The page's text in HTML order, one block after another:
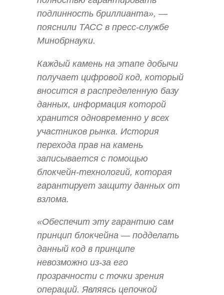
подлинность бриллианта», —
пояснили ТАСС в пресс-службе
Минобрнауки.
Каждый камень на этапе добычи
получает цифровой код, который
вносится в распределенную базу
данных, информация которой
хранится одновременно у всех
участников рынка. История
перехода прав на камень
записывается с помощью
блокчейн-технологий, которая
гарантирует защиту данных от
взлома.
«Обеспечит эту гарантию сам
принцип блокчейна — подделать
данный код в принципе
невозможно из-за его
прозрачности с точки зрения
операций. Являясь цепочкой